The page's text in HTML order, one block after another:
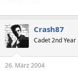
Crash87
Cadet 2nd Year
26. März 2004